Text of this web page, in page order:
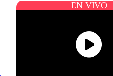
EN VIVO